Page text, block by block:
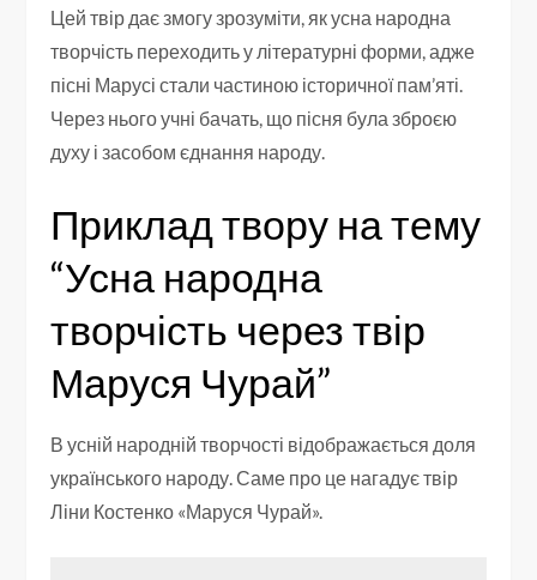
Цей твір дає змогу зрозуміти, як усна народна
творчість переходить у літературні форми, адже
пісні Марусі стали частиною історичної пам’яті.
Через нього учні бачать, що пісня була зброєю
духу і засобом єднання народу.
Приклад твору на тему
“Усна народна
творчість через твір
Маруся Чурай”
В усній народній творчості відображається доля
українського народу. Саме про це нагадує твір
Ліни Костенко «Маруся Чурай».